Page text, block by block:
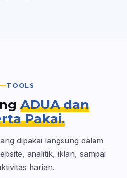
TOOLS
ADUA dan
Pakai.
dipakai langsung dalam
analitik, iklan, sampai
harian.